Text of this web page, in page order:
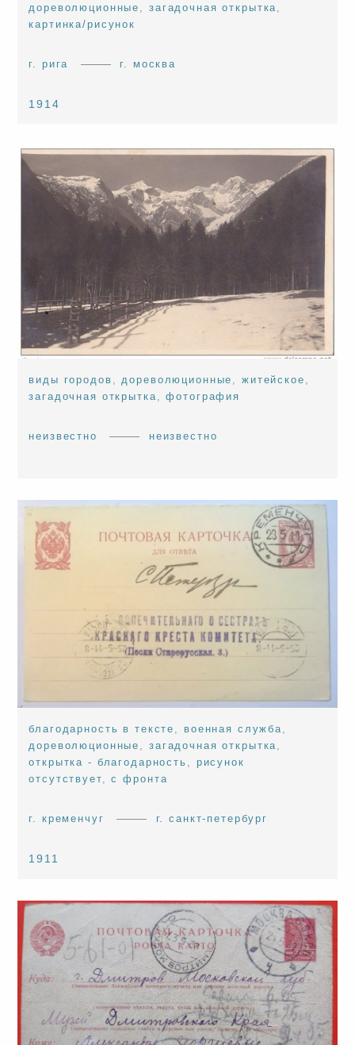
дореволюционные загадочная открытка
картинка/рисунок
г. рига г. москва
1914
виды городов ,дореволюционные ,житейское ,
загадочная открытка,фотография
неизвестно неизвестно
благодарность в тексте , военная служба,
дореволюционные , загадочная открытка,
открытка - благодарность , рисунок
отсутствует,с фронта
г. кременчуг г. санкт-петербург
1911